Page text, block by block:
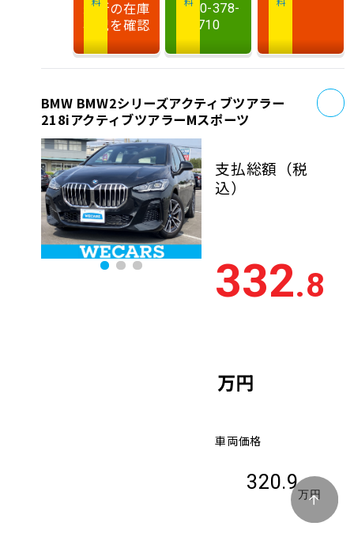
最新の在庫
状況を確認
0120-378-
710
BMW BMW2シリーズアクティブツアラー
218iアクティブツアラーMスポーツ
支払総額 （税
込）
332.8
万円
車両価格
320.9
万円